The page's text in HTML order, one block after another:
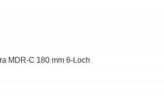
MDR-C 180 mm 6-Loch